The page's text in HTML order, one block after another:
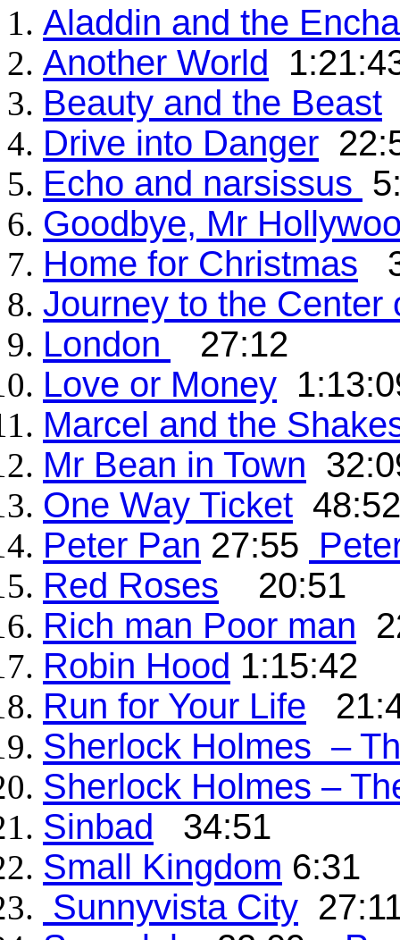
Aladdin and the
Another World
Beauty and the Beast
Drive into Danger
Echo and narsissus
Goodbye, Mr
Home for Christmas
Journey to the Center
London
27:12
Love or Money
Marcel and the
Mr Bean in Town
One Way Ticket 48:52
Peter Pan 27:55
Red Roses 20:51
Rich man Poor man
Robin Hood 1:15:42
Run for Your Life
Sherlock Holmes –
Sherlock Holmes –
Sinbad 34:51
Small Kingdom 6:31
Sunnyvista City